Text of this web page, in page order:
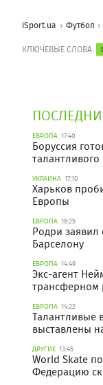
iSport.ua Футбол
КЛЮЧЕВЫЕ СЛОВА:
ЕВРОПА 17:40
Боруссия
УКРАИНА 17:10
Харьков
Европы
ЕВРОПА 16:25
Родри
Барселону
ЕВРОПА 14:49
Экс-агент
трансферном
ЕВРОПА 14:22
Талантливые
выставлены
ДРУГИЕ 13:45
World Skate
Федерацию